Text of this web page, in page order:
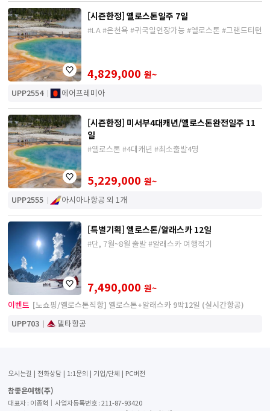
[시즌한정] 옐로스톤일주 7일
#LA #온천욕 #귀국일연장가능 #옐로스톤 #그랜드티턴
4,829,000 원~
UPP2554 에어프레미아
[시즌한정] 미서부4대캐년/옐로스톤완전일주 11
일
#옐로스톤 #4대캐년 #최소출발4명
5,229,000 원~
UPP2555 아시아나항공 외 1개
[특별기획] 옐로스톤/알래스카 12일
#단, 7월~8월 출발 #알래스카 여행적기
7,490,000 원~
이벤트 [노쇼핑/옐로스톤직항] 옐로스톤+알래스카 9박12일 (실시간항공)
UPP703
델타항공
오시는길 전화상담 1:1문의 기업/단체 PC버전
참좋은여행(주)
대표자 : 이종혁│사업자등록번호 : 211-87-93420